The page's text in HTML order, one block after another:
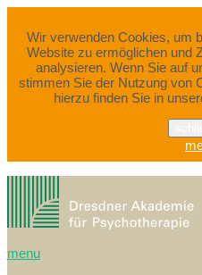
Wir verwenden Cookies, um
Website zu ermöglichen und
analysieren. Wenn Sie auf
stimmen Sie der Nutzung von
hierzu finden Sie in
menu